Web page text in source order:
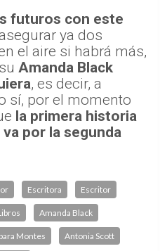
futuros con este
ya dos
el aire si habrá más,
Amanda Black
, es decir, a
sí, por el momento
la primera historia
por la segunda
Escritora Escritor
Amanda Black
Montes Antonia Scott